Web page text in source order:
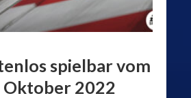
spielbar vom
Oktober 2022